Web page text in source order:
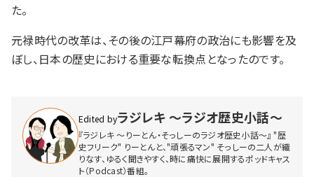
た。
元禄時代の改革は、その後の江戸幕府の政治にも影響を及
ぼし、日本の歴史における重要な転換点となったのです。
Edited byラジレキ 〜ラジオ歴史小話〜
『ラジレキ 〜りーとん・そっしーのラジオ歴史小話〜』 "歴
史フリーク" りーとんと、"頑張るマン" そっしーの二人が織
りなす、ゆるく聞きやすく、時に痛快に展開するポッドキャス
ト（Podcast）番組。